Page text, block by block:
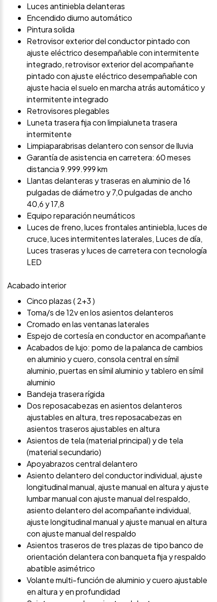
Luces antiniebla delanteras
Encendido diurno automático
Pintura solida
Retrovisor exterior del conductor pintado con
ajuste eléctrico desempañable con intermitente
integrado, retrovisor exterior del acompañante
pintado con ajuste eléctrico desempañable con
ajuste hacia el suelo en marcha atrás automático y
intermitente integrado
Retrovisores plegables
Luneta trasera fija con limpialuneta trasera
intermitente
Limpiaparabrisas delantero con sensor de lluvia
Garantía de asistencia en carretera: 60 meses
distancia 9.999.999 km
Llantas delanteras y traseras en aluminio de 16
pulgadas de diámetro y 7,0 pulgadas de ancho
40,6 y 17,8
Equipo reparación neumáticos
Luces de freno, luces frontales antiniebla, luces de
cruce, luces intermitentes laterales, Luces de día,
Luces traseras y luces de carretera con tecnología
LED
Acabado interior
Cinco plazas ( 2+3 )
Toma/s de 12v en los asientos delanteros
Cromado en las ventanas laterales
Espejo de cortesía en conductor en acompañante
Acabados de lujo: pomo de la palanca de cambios
en aluminio y cuero, consola central en símil
aluminio, puertas en símil aluminio y tablero en símil
aluminio
Bandeja trasera rígida
Dos reposacabezas en asientos delanteros
ajustables en altura, tres reposacabezas en
asientos traseros ajustables en altura
Asientos de tela (material principal) y de tela
(material secundario)
Apoyabrazos central delantero
Asiento delantero del conductor individual, ajuste
longitudinal manual, ajuste manual en altura y ajuste
lumbar manual con ajuste manual del respaldo,
asiento delantero del acompañante individual,
ajuste longitudinal manual y ajuste manual en altura
con ajuste manual del respaldo
Asientos traseros de tres plazas de tipo banco de
orientación delantera con banqueta fija y respaldo
abatible asimétrico
Volante multi-función de aluminio y cuero ajustable
en altura y en profundidad